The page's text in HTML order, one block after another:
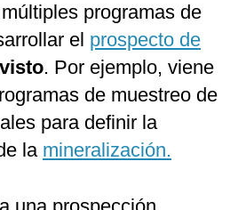
programas de
el prospecto de
. Por ejemplo, viene
de muestreo de
para definir la
la mineralización.